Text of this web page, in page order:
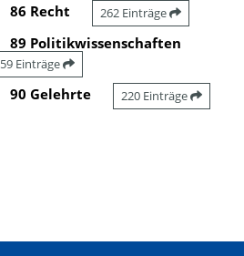
86 Recht 262 Einträge
89 Politikwissenschaften
59 Einträge
90 Gelehrte 220 Einträge